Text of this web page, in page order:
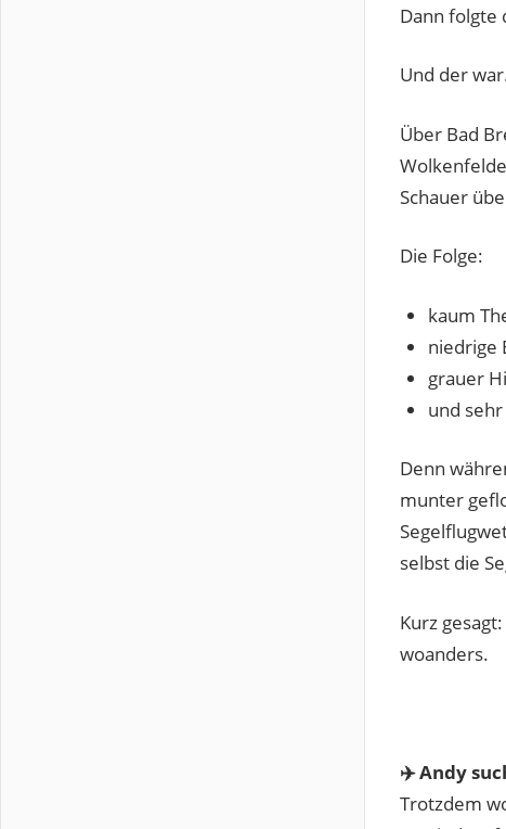
Dann
Und der
Über Bad
Schauer
Die Folge:
kaum
niedrige
grauer
und
Denn
munter
selbst die
Kurz
woanders.
✈️ Andy
Trotzdem